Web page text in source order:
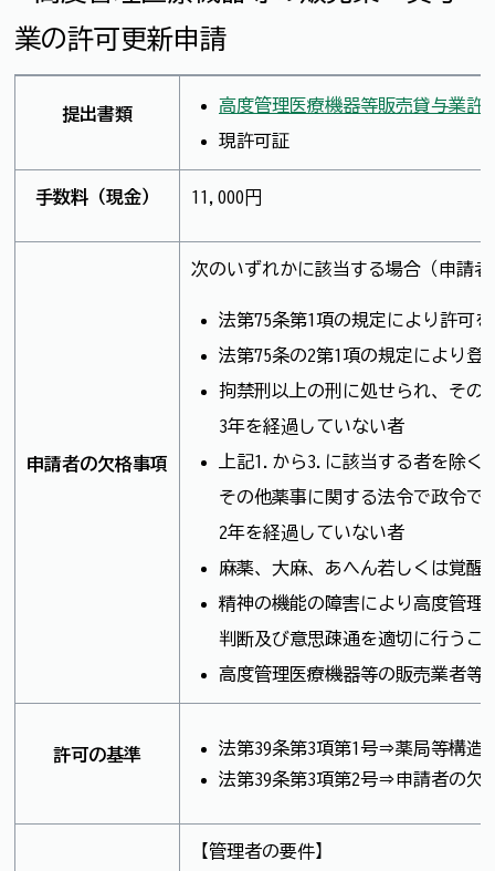
業の許可更新申請
提出書類
高度管理医療機器等販売貸与業許
現許可証
手数料（現金） 11,000円
申請者の欠格事項
次のいずれかに該当する場合（申請
法第75条第1項の規定により許可
法第75条の2第1項の規定により
拘禁刑以上の刑に処せられ、その
3年を経過していない者
上記1.から3.に該当する者を除く
その他薬事に関する法令で政令で
2年を経過していない者
麻薬、大麻、あへん若しくは覚醒
精神の機能の障害により高度管理
判断及び意思疎通を適切に行うこ
高度管理医療機器等の販売業者等
許可の基準
法第39条第3項第1号⇒薬局等構造
法第39条第3項第2号⇒申請者の欠
【管理者の要件】